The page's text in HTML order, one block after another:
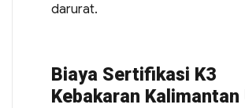
darurat.
Biaya Sertifikasi K3
Kebakaran Kalimantan